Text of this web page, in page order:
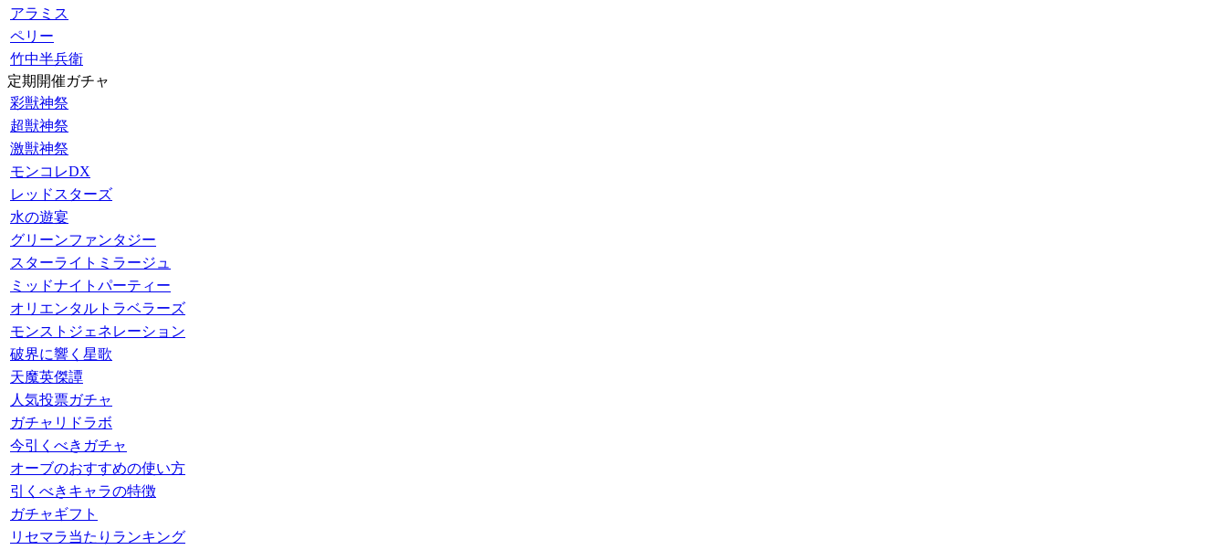
アラミス
ペリー
竹中半兵衛
定期開催ガチャ
彩獣神祭
超獣神祭
激獣神祭
モンコレDX
レッドスターズ
水の遊宴
グリーンファンタジー
スターライトミラージュ
ミッドナイトパーティー
オリエンタルトラベラーズ
モンストジェネレーション
破界に響く星歌
天魔英傑譚
人気投票ガチャ
ガチャリドラボ
今引くべきガチャ
オーブのおすすめの使い方
引くべきキャラの特徴
ガチャギフト
リセマラ当たりランキング